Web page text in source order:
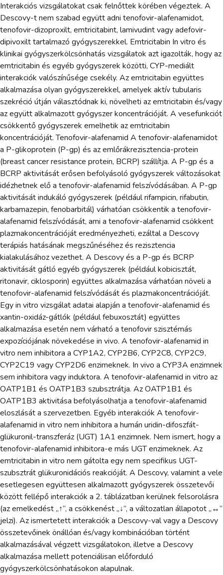
Interakciós vizsgálatokat csak felnőttek körében végeztek. A
Descovy-t nem szabad együtt adni tenofovir-alafenamidot,
tenofovir-dizoproxilt, emtricitabint, lamivudint vagy adefovir-
dipivoxilt tartalmazó gyógyszerekkel. Emtricitabin In vitro és
klinikai gyógyszerkölcsönhatás vizsgálatok azt igazolták, hogy az
emtricitabin és egyéb gyógyszerek közötti, CYP-mediált
interakciók valószínűsége csekély. Az emtricitabin együttes
alkalmazása olyan gyógyszerekkel, amelyek aktív tubularis
szekréció útján választódnak ki, növelheti az emtricitabin és/vagy
az együtt alkalmazott gyógyszer koncentrációját. A vesefunkciót
csökkentő gyógyszerek emelhetik az emtricitabin
koncentrációját. Tenofovir-alafenamid A tenofovir-alafenamidot
a P-glikoprotein (P-gp) és az emlőrákrezisztencia-protein
(breast cancer resistance protein, BCRP) szállítja. A P-gp és a
BCRP aktivitását erősen befolyásoló gyógyszerek változásokat
idézhetnek elő a tenofovir-alafenamid felszívódásában. A P-gp
aktivitását indukáló gyógyszerek (például rifampicin, rifabutin,
karbamazepin, fenobarbitál) várhatóan csökkentik a tenofovir-
alafenamid felszívódását, ami a tenofovir-alafenamid csökkent
plazmakoncentrációját eredményezheti, ezáltal a Descovy
terápiás hatásának megszűnéséhez és rezisztencia
kialakulásához vezethet. A Descovy és a P-gp és BCRP
aktivitását gátló egyéb gyógyszerek (például kobicisztát,
ritonavir, ciklosporin) együttes alkalmazása várhatóan növeli a
tenofovir-alafenamid felszívódását és plazmakoncentrációját.
Egy in vitro vizsgálat adatai alapján a tenofovir-alafenamid és
xantin-oxidáz-gátlók (például febuxosztát) együttes
alkalmazása esetén nem várható a tenofovir szisztémás
expozíciójának növekedése in vivo. A tenofovir-alafenamid in
vitro nem inhibitora a CYP1A2, CYP2B6, CYP2C8, CYP2C9,
CYP2C19 vagy CYP2D6 enzimeknek. In vivo a CYP3A enzimnek
sem inhibitora vagy induktora. A tenofovir-alafenamid in vitro az
OATP1B1 és OATP1B3 szubsztrátja. Az OATP1B1 és
OATP1B3 aktivitása befolyásolhatja a tenofovir-alafenamid
eloszlását a szervezetben. Egyéb interakciók A tenofovir-
alafenamid in vitro nem inhibitora a humán uridin-difoszfát-
glükuronil-transzferáz (UGT) 1A1 enzimnek. Nem ismert, hogy a
tenofovir-alafenamid inhibitora-e más UGT enzimeknek. Az
emtricitabin in vitro nem gátolta egy nem specifikus UGT-
szubsztrát glükuronidációs reakcióját. A Descovy, valamint a vele
esetlegesen együttesen alkalmazott gyógyszerek összetevői
között fellépő interakciók a 2. táblázatban kerülnek felsorolásra
(az emelkedést „↑”, a csökkenést „↓”, a változatlan állapotot „↔”
jelzi). Az ismertetett interakciók a Descovy-val vagy a Descovy
összetevőinek önállóan és/vagy kombinációban történt
alkalmazásával végzett vizsgálatokon, illetve a Descovy
alkalmazása mellett potenciálisan előforduló
gyógyszerkölcsönhatásokon alapulnak.